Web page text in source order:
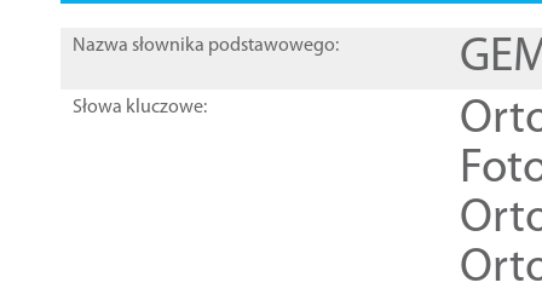
Nazwa słownika podstawowego:
Słowa kluczowe: